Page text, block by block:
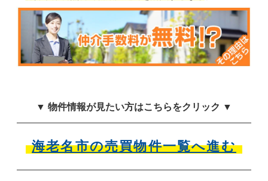
▼ 物件情報が見たい方はこちらをクリック ▼
海老名市の売買物件一覧へ進む